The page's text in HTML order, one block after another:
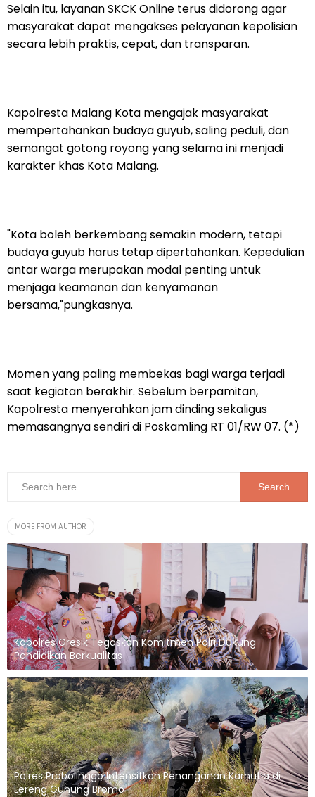
Selain itu, layanan SKCK Online terus didorong agar
masyarakat dapat mengakses pelayanan kepolisian
secara lebih praktis, cepat, dan transparan.
Kapolresta Malang Kota mengajak masyarakat
mempertahankan budaya guyub, saling peduli, dan
semangat gotong royong yang selama ini menjadi
karakter khas Kota Malang.
"Kota boleh berkembang semakin modern, tetapi
budaya guyub harus tetap dipertahankan. Kepedulian
antar warga merupakan modal penting untuk
menjaga keamanan dan kenyamanan
bersama,"pungkasnya.
Momen yang paling membekas bagi warga terjadi
saat kegiatan berakhir. Sebelum berpamitan,
Kapolresta menyerahkan jam dinding sekaligus
memasangnya sendiri di Poskamling RT 01/RW 07. (*)
MORE FROM AUTHOR
Kapolres Gresik Tegaskan Komitmen Polri Dukung
Pendidikan Berkualitas
Polres Probolinggo Intensifkan Penanganan Karhutla di
Lereng Gunung Bromo